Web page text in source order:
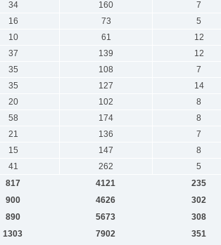
34 160 7
16 73 5
10 61 12
37 139 12
35 108 7
35 127 14
20 102 8
58 174 8
21 136 7
15 147 8
41 262 5
817 4121 235
900 4626 302
890 5673 308
1303 7902 351